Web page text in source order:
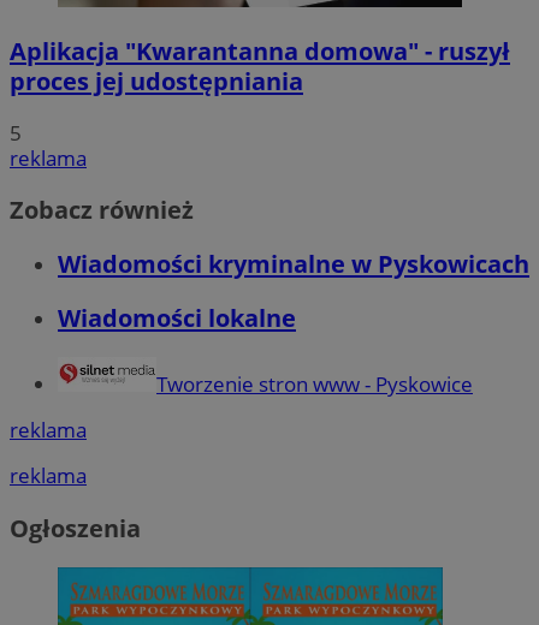
Aplikacja "Kwarantanna domowa" - ruszył
proces jej udostępniania
5
reklama
Zobacz również
Wiadomości kryminalne w Pyskowicach
Wiadomości lokalne
Tworzenie stron www - Pyskowice
reklama
reklama
Ogłoszenia